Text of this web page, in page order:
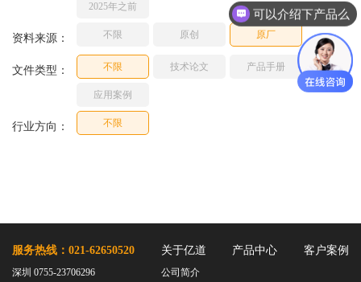
2025年之前
资料来源： 不限 原创 原厂
文件类型： 不限 技术论文 产品手册
应用案例
行业方向： 不限
服务热线：021-62650520
深圳 0755-23706296
关于亿道
公司简介
产品中心 客户案例
可以介绍下产品么